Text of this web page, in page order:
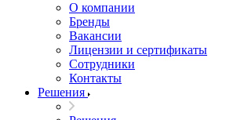
О компании
Бренды
Вакансии
Лицензии и сертификаты
Сотрудники
Контакты
Решения